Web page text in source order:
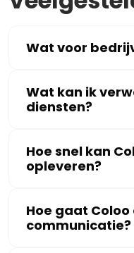
Wat voor
Wat kan ik
diensten?
Hoe snel kan
opleveren?
Hoe gaat
communicatie?